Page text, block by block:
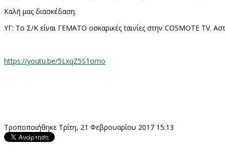
Καλή μας διασκέδαση.
YΓ: Το Σ/Κ είναι ΓΕΜΑΤΟ οσκαρικές ταινίες στην COSMOTE TV.
https://youtu.be/5LxqZ5S1omo
Τροποποιήθηκε Τρίτη, 21 Φεβρουαρίου 2017 15:13